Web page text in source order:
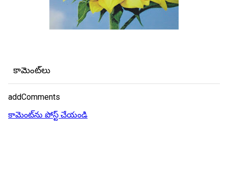
కామెంట్‌లు
addComments
కామెంట్‌ను పోస్ట్ చేయండి